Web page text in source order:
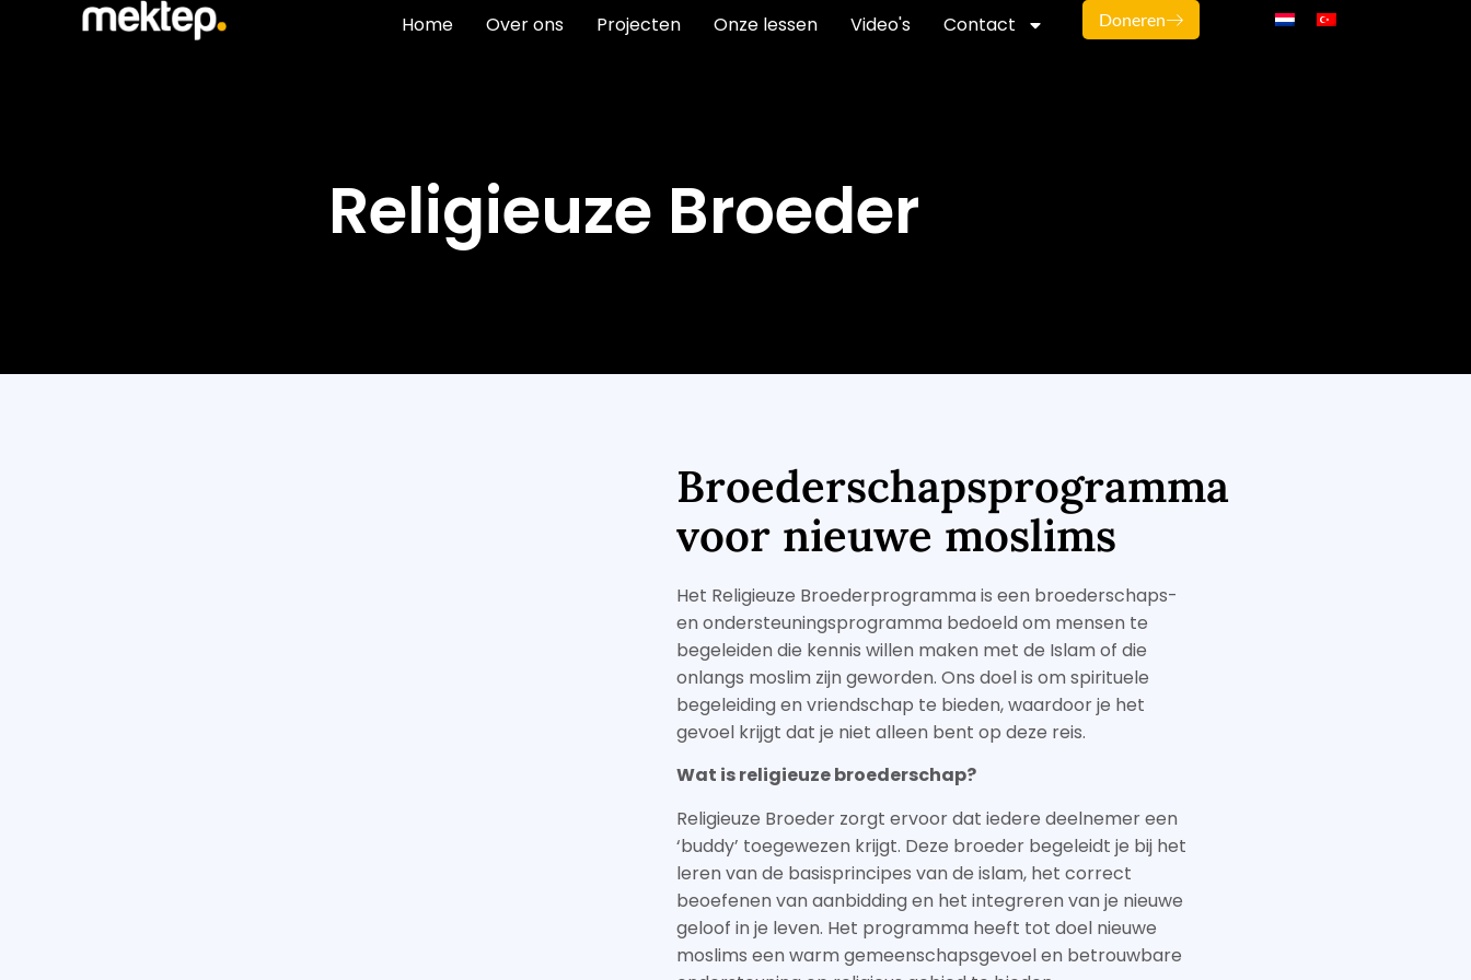
Home Over ons Projecten Onze lessen Video's Contact Doneren
Religieuze Broeder
Broederschapsprogramma
voor nieuwe moslims
Het Religieuze Broederprogramma is een broederschaps-
en ondersteuningsprogramma bedoeld om mensen te
begeleiden die kennis willen maken met de Islam of die
onlangs moslim zijn geworden. Ons doel is om spirituele
begeleiding en vriendschap te bieden, waardoor je het
gevoel krijgt dat je niet alleen bent op deze reis.
Wat is religieuze broederschap?
Religieuze Broeder zorgt ervoor dat iedere deelnemer een
‘buddy’ toegewezen krijgt. Deze broeder begeleidt je bij het
leren van de basisprincipes van de islam, het correct
beoefenen van aanbidding en het integreren van je nieuwe
geloof in je leven. Het programma heeft tot doel nieuwe
moslims een warm gemeenschapsgevoel en betrouwbare